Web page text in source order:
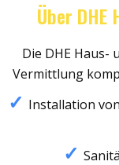
Über
Die DHE Haus-
Vermittlung
Installation